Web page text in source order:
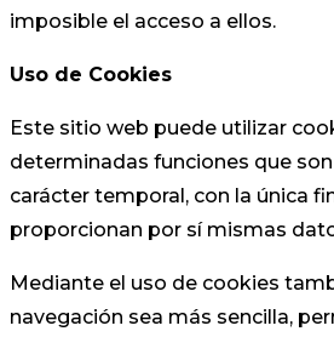
imposible el acceso a ellos.
Uso de Cookies
Este sitio web puede utilizar
determinadas funciones que
carácter temporal, con la única
proporcionan por sí mismas
Mediante el uso de cookies
navegación sea más sencilla,